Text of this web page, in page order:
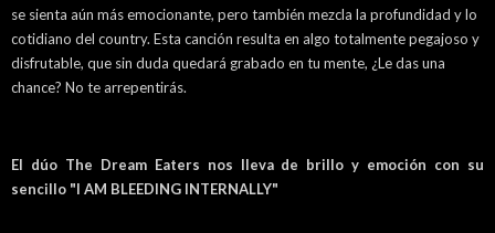
se sienta aún más emocionante, pero también mezcla la profundidad y lo
cotidiano del country. Esta canción resulta en algo totalmente pegajoso y
disfrutable, que sin duda quedará grabado en tu mente, ¿Le das una
chance? No te arrepentirás.
El dúo The Dream Eaters nos lleva de brillo y emoción con su
sencillo "I AM BLEEDING INTERNALLY"